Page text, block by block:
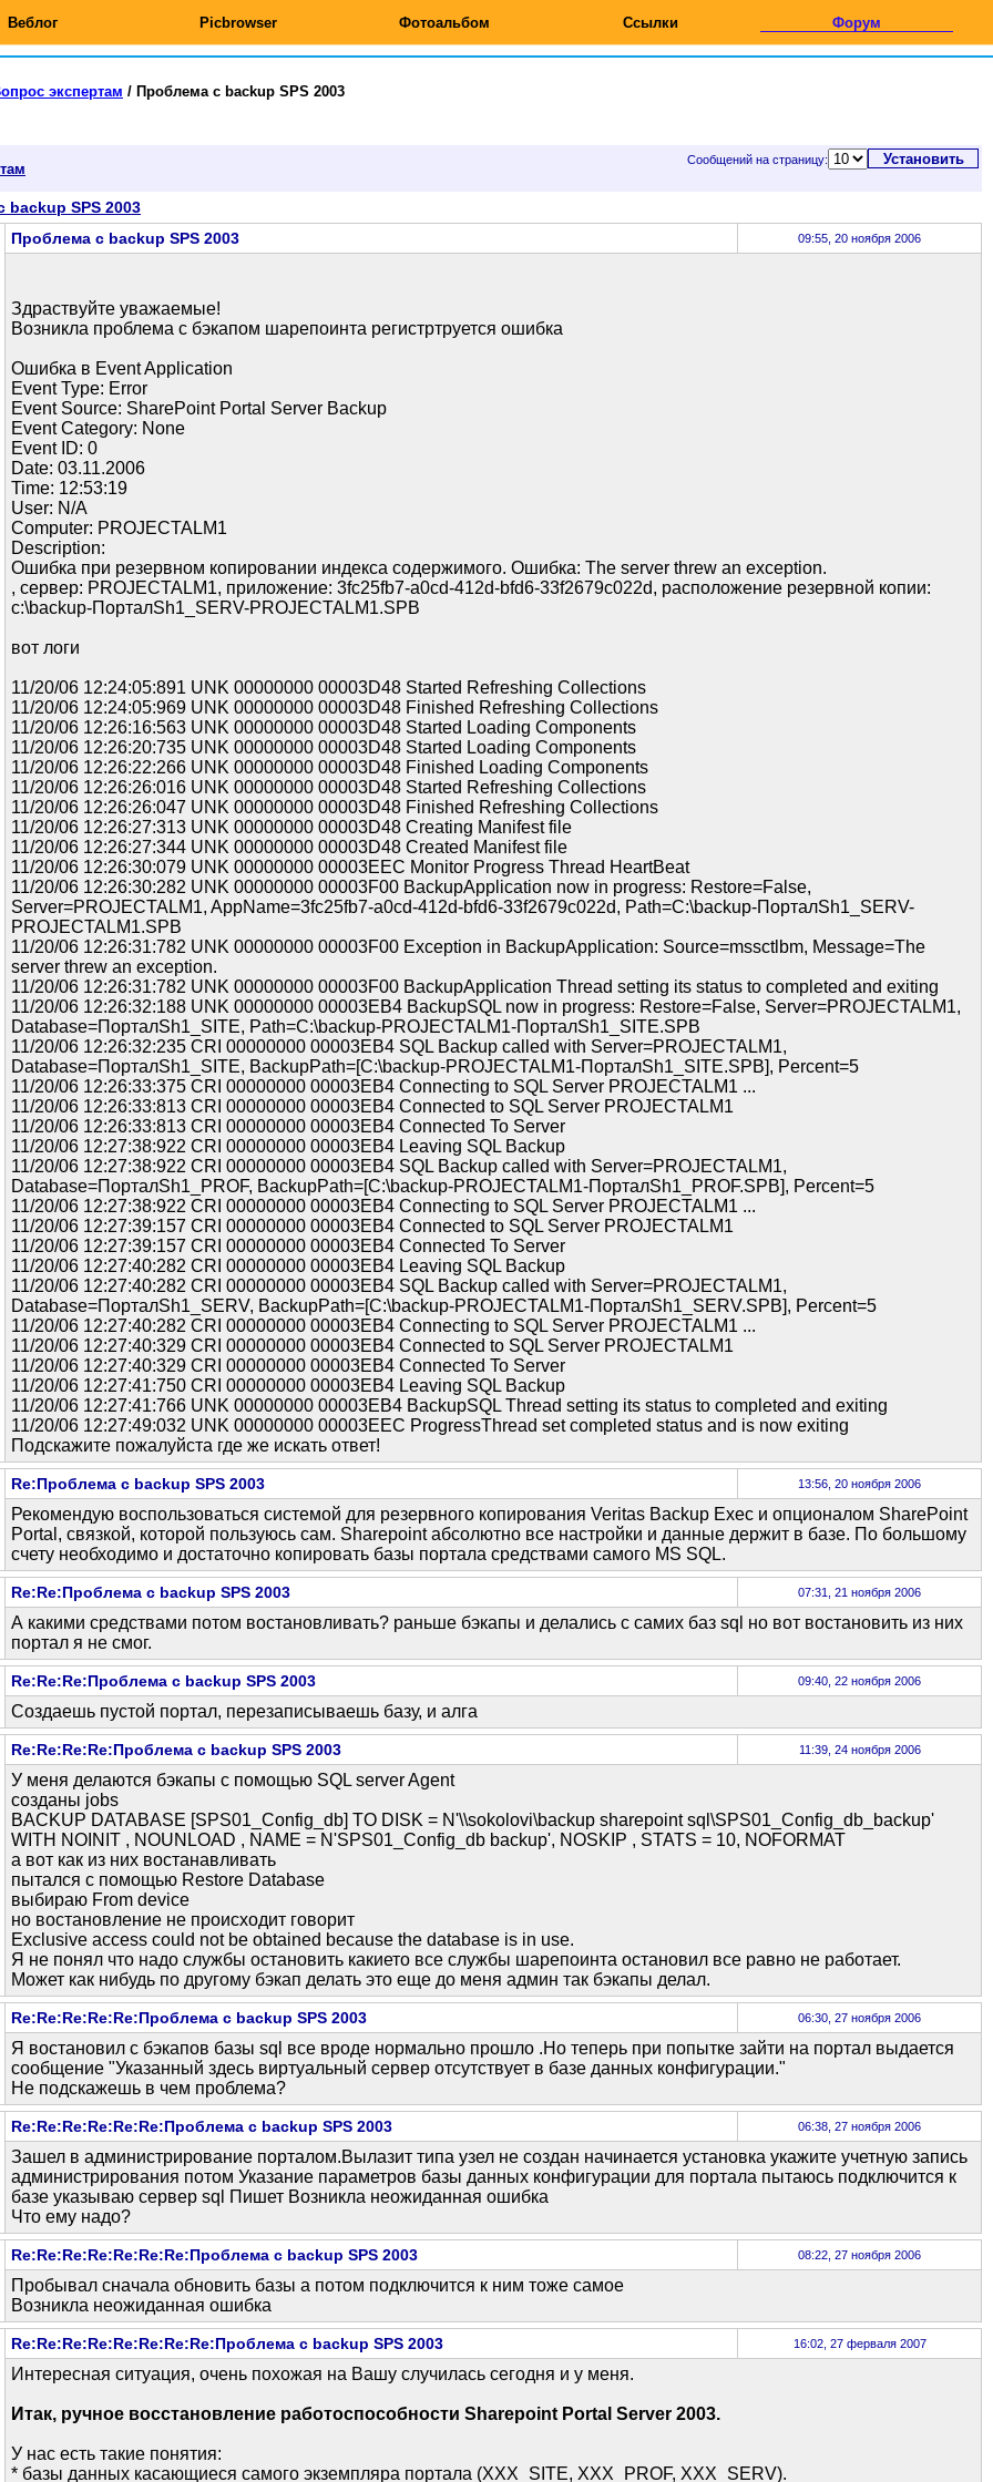
Веблог Picbrowser Фотоальбом Ссылки Форум
экспертам / Проблема с backup SPS 2003
Сообщений на страницу:
backup SPS 2003
Проблема с backup SPS 2003 09:55, 20 ноября 2006
Здраствуйте уважаемые!
Возникла проблема с бэкапом шарепоинта регистртруется ошибка
Ошибка в Event Application
Event Type: Error
Event Source: SharePoint Portal Server Backup
Event Category: None
Event ID: 0
Date: 03.11.2006
Time: 12:53:19
User: N/A
Computer: PROJECTALM1
Description:
Ошибка при резервном копировании индекса содержимого. Ошибка: The server threw an exception.
, сервер: PROJECTALM1, приложение: 3fc25fb7-a0cd-412d-bfd6-33f2679c022d, расположение резервной копии:
c:\backup-ПорталSh1_SERV-PROJECTALM1.SPB
вот логи
11/20/06 12:24:05:891 UNK 00000000 00003D48 Started Refreshing Collections
11/20/06 12:24:05:969 UNK 00000000 00003D48 Finished Refreshing Collections
11/20/06 12:26:16:563 UNK 00000000 00003D48 Started Loading Components
11/20/06 12:26:20:735 UNK 00000000 00003D48 Started Loading Components
11/20/06 12:26:22:266 UNK 00000000 00003D48 Finished Loading Components
11/20/06 12:26:26:016 UNK 00000000 00003D48 Started Refreshing Collections
11/20/06 12:26:26:047 UNK 00000000 00003D48 Finished Refreshing Collections
11/20/06 12:26:27:313 UNK 00000000 00003D48 Creating Manifest file
11/20/06 12:26:27:344 UNK 00000000 00003D48 Created Manifest file
11/20/06 12:26:30:079 UNK 00000000 00003EEC Monitor Progress Thread HeartBeat
11/20/06 12:26:30:282 UNK 00000000 00003F00 BackupApplication now in progress: Restore=False,
Server=PROJECTALM1, AppName=3fc25fb7-a0cd-412d-bfd6-33f2679c022d, Path=C:\backup-ПорталSh1_SERV-
PROJECTALM1.SPB
11/20/06 12:26:31:782 UNK 00000000 00003F00 Exception in BackupApplication: Source=mssctlbm, Message=The
server threw an exception.
11/20/06 12:26:31:782 UNK 00000000 00003F00 BackupApplication Thread setting its status to completed and exiting
11/20/06 12:26:32:188 UNK 00000000 00003EB4 BackupSQL now in progress: Restore=False, Server=PROJECTALM1,
Database=ПорталSh1_SITE, Path=C:\backup-PROJECTALM1-ПорталSh1_SITE.SPB
11/20/06 12:26:32:235 CRI 00000000 00003EB4 SQL Backup called with Server=PROJECTALM1,
Database=ПорталSh1_SITE, BackupPath=[C:\backup-PROJECTALM1-ПорталSh1_SITE.SPB], Percent=5
11/20/06 12:26:33:375 CRI 00000000 00003EB4 Connecting to SQL Server PROJECTALM1 ...
11/20/06 12:26:33:813 CRI 00000000 00003EB4 Connected to SQL Server PROJECTALM1
11/20/06 12:26:33:813 CRI 00000000 00003EB4 Connected To Server
11/20/06 12:27:38:922 CRI 00000000 00003EB4 Leaving SQL Backup
11/20/06 12:27:38:922 CRI 00000000 00003EB4 SQL Backup called with Server=PROJECTALM1,
Database=ПорталSh1_PROF, BackupPath=[C:\backup-PROJECTALM1-ПорталSh1_PROF.SPB], Percent=5
11/20/06 12:27:38:922 CRI 00000000 00003EB4 Connecting to SQL Server PROJECTALM1 ...
11/20/06 12:27:39:157 CRI 00000000 00003EB4 Connected to SQL Server PROJECTALM1
11/20/06 12:27:39:157 CRI 00000000 00003EB4 Connected To Server
11/20/06 12:27:40:282 CRI 00000000 00003EB4 Leaving SQL Backup
11/20/06 12:27:40:282 CRI 00000000 00003EB4 SQL Backup called with Server=PROJECTALM1,
Database=ПорталSh1_SERV, BackupPath=[C:\backup-PROJECTALM1-ПорталSh1_SERV.SPB], Percent=5
11/20/06 12:27:40:282 CRI 00000000 00003EB4 Connecting to SQL Server PROJECTALM1 ...
11/20/06 12:27:40:329 CRI 00000000 00003EB4 Connected to SQL Server PROJECTALM1
11/20/06 12:27:40:329 CRI 00000000 00003EB4 Connected To Server
11/20/06 12:27:41:750 CRI 00000000 00003EB4 Leaving SQL Backup
11/20/06 12:27:41:766 UNK 00000000 00003EB4 BackupSQL Thread setting its status to completed and exiting
11/20/06 12:27:49:032 UNK 00000000 00003EEC ProgressThread set completed status and is now exiting
Подскажите пожалуйста где же искать ответ!
Re:Проблема с backup SPS 2003 13:56, 20 ноября 2006
Рекомендую воспользоваться системой для резервного копирования Veritas Backup Exec и опционалом SharePoint
Portal, связкой, которой пользуюсь сам. Sharepoint абсолютно все настройки и данные держит в базе. По большому
счету необходимо и достаточно копировать базы портала средствами самого MS SQL.
Re:Re:Проблема с backup SPS 2003 07:31, 21 ноября 2006
А какими средствами потом востановливать? раньше бэкапы и делались с самих баз sql но вот востановить из них
портал я не смог.
Re:Re:Re:Проблема с backup SPS 2003 09:40, 22 ноября 2006
Создаешь пустой портал, перезаписываешь базу, и алга
Re:Re:Re:Re:Проблема с backup SPS 2003 11:39, 24 ноября 2006
У меня делаются бэкапы с помощью SQL server Agent
созданы jobs
BACKUP DATABASE [SPS01_Config_db] TO DISK = N'\\sokolovi\backup sharepoint sql\SPS01_Config_db_backup'
WITH NOINIT , NOUNLOAD , NAME = N'SPS01_Config_db backup', NOSKIP , STATS = 10, NOFORMAT
а вот как из них востанавливать
пытался с помощью Restore Database
выбираю From device
но востановление не происходит говорит
Exclusive access could not be obtained because the database is in use.
Я не понял что надо службы остановить какието все службы шарепоинта остановил все равно не работает.
Может как нибудь по другому бэкап делать это еще до меня админ так бэкапы делал.
Re:Re:Re:Re:Re:Проблема с backup SPS 2003 06:30, 27 ноября 2006
Я востановил с бэкапов базы sql все вроде нормально прошло .Но теперь при попытке зайти на портал выдается
сообщение "Указанный здесь виртуальный сервер отсутствует в базе данных конфигурации."
Не подскажешь в чем проблема?
Re:Re:Re:Re:Re:Re:Проблема с backup SPS 2003 06:38, 27 ноября 2006
Зашел в администрирование порталом.Вылазит типа узел не создан начинается установка укажите учетную запись
администрирования потом Указание параметров базы данных конфигурации для портала пытаюсь подключится к
базе указываю сервер sql Пишет Возникла неожиданная ошибка
Что ему надо?
Re:Re:Re:Re:Re:Re:Re:Проблема с backup SPS 2003 08:22, 27 ноября 2006
Пробывал сначала обновить базы а потом подключится к ним тоже самое
Возникла неожиданная ошибка
Re:Re:Re:Re:Re:Re:Re:Re:Проблема с backup SPS 2003 16:02, 27 ферваля 2007
Интересная ситуация, очень похожая на Вашу случилась сегодня и у меня.
Итак, ручное восстановление работоспособности Sharepoint Portal Server 2003.
У нас есть такие понятия:
* базы данных касающиеся самого экземпляра портала (XXX_SITE, XXX_PROF, XXX_SERV).